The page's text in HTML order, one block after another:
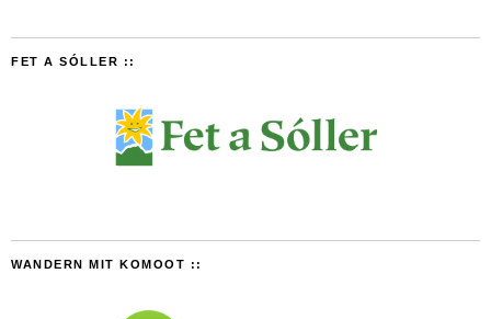
FET A SÓLLER ::
WANDERN MIT KOMOOT ::